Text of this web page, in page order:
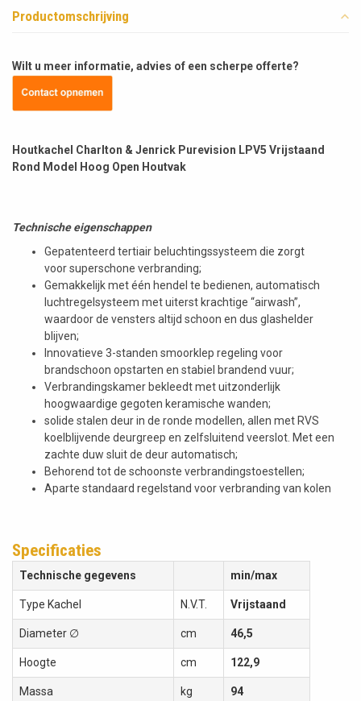
Productomschrijving
Wilt u meer informatie, advies of een scherpe offerte?
Houtkachel Charlton & Jenrick Purevision LPV5 Vrijstaand
Rond Model Hoog Open Houtvak
Technische eigenschappen
Gepatenteerd tertiair beluchtingssysteem die zorgt
voor superschone verbranding;
Gemakkelijk met één hendel te bedienen, automatisch
luchtregelsysteem met uiterst krachtige “airwash”,
waardoor de vensters altijd schoon en dus glashelder
blijven;
Innovatieve 3-standen smoorklep regeling voor
brandschoon opstarten en stabiel brandend vuur;
Verbrandingskamer bekleedt met uitzonderlijk
hoogwaardige gegoten keramische wanden;
solide stalen deur in de ronde modellen, allen met RVS
koelblijvende deurgreep en zelfsluitend veerslot. Met een
zachte duw sluit de deur automatisch;
Behorend tot de schoonste verbrandingstoestellen;
Aparte standaard regelstand voor verbranding van kolen
Specificaties
Technische gegevens min/max
Type Kachel N.V.T. Vrijstaand
Diameter ∅ cm 46,5
Hoogte cm 122,9
Massa kg 94